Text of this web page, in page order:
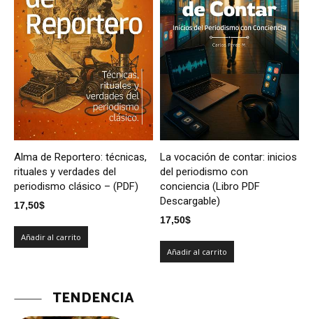
Alma de Reportero: técnicas,
rituales y verdades del
periodismo clásico – (PDF)
17,50$
Añadir al carrito
La vocación de contar: inicios
del periodismo con
conciencia (Libro PDF
Descargable)
17,50$
Añadir al carrito
TENDENCIA